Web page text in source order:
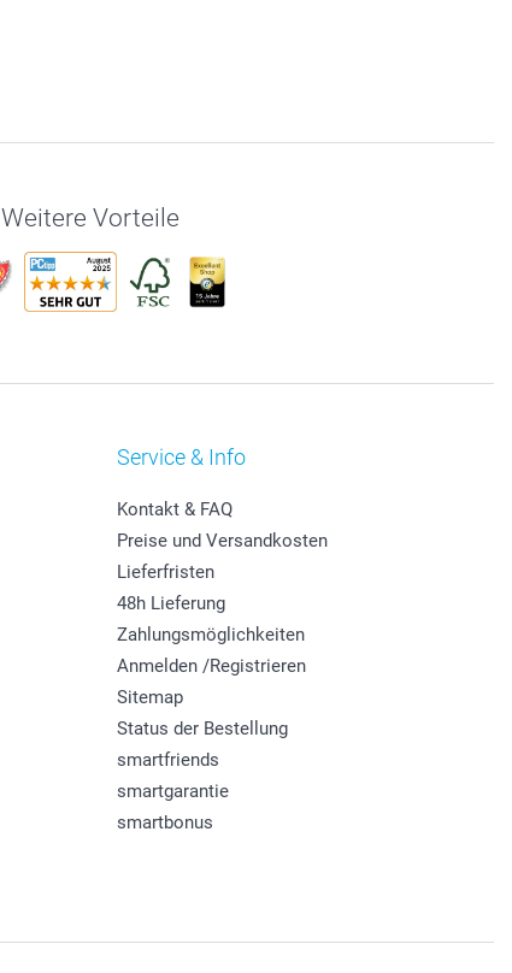
Weitere Vorteile
Service & Info
Kontakt & FAQ
Preise und Versandkosten
Lieferfristen
48h Lieferung
Zahlungsmöglichkeiten
Anmelden /Registrieren
Sitemap
Status der Bestellung
smartfriends
smartgarantie
smartbonus